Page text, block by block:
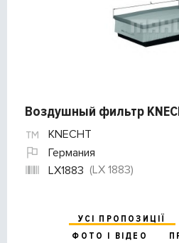
Воздушный фильтр
KNECHT
Германия
LX1883 (LX 1883)
УСІ ПРОПОЗИЦІЇ
ФОТО І ВІДЕО